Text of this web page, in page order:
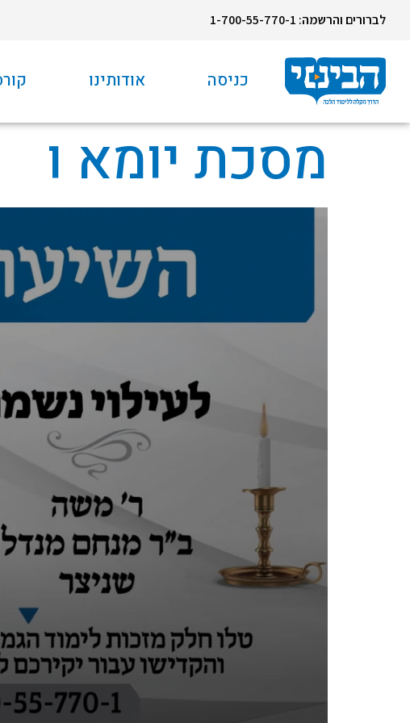
לברורים והרשמה: 1-700-55-770-1
כניסה אודותינו
מסכת יומא ו